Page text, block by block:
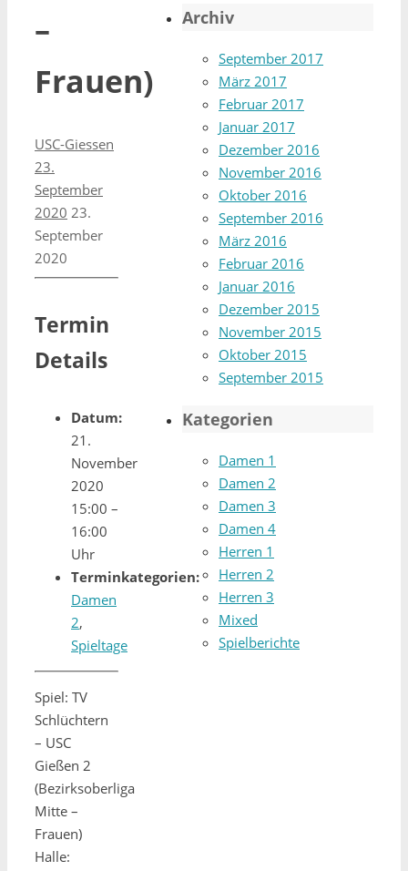
–
Frauen)
USC-Giessen
23.
September
2020 23.
September
2020
Termin
Details
Datum:
21.
November
2020
15:00 –
16:00
Uhr
Terminkategorien:
Damen
2,
Spieltage
Spiel: TV
Schlüchtern
– USC
Gießen 2
(Bezirksoberliga
Mitte –
Frauen)
Halle:
Archiv
September 2017
März 2017
Februar 2017
Januar 2017
Dezember 2016
November 2016
Oktober 2016
September 2016
März 2016
Februar 2016
Januar 2016
Dezember 2015
November 2015
Oktober 2015
September 2015
Kategorien
Damen 1
Damen 2
Damen 3
Damen 4
Herren 1
Herren 2
Herren 3
Mixed
Spielberichte